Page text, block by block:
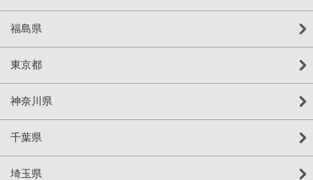
福島県
東京都
神奈川県
千葉県
埼玉県